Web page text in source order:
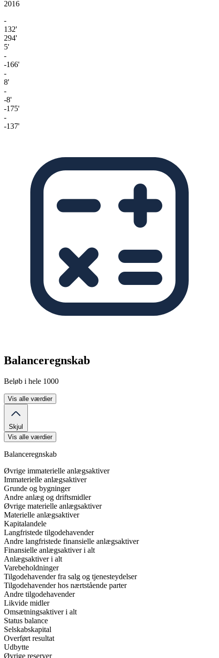
2016
-
132'
294'
5'
-
-166'
-
8'
-
-8'
-175'
-
-137'
Balanceregnskab
Beløb i hele 1000
Vis alle værdier
Skjul
Vis alle værdier
Balanceregnskab
Øvrige immaterielle anlægsaktiver
Immaterielle anlægsaktiver
Grunde og bygninger
Andre anlæg og driftsmidler
Øvrige materielle anlægsaktiver
Materielle anlægsaktiver
Kapitalandele
Langfristede tilgodehavender
Andre langfristede finansielle anlægsaktiver
Finansielle anlægsaktiver i alt
Anlægsaktiver i alt
Varebeholdninger
Tilgodehavender fra salg og tjenesteydelser
Tilgodehavender hos nærtstående parter
Andre tilgodehavender
Likvide midler
Omsætningsaktiver i alt
Status balance
Selskabskapital
Overført resultat
Udbytte
Øvrige reserver